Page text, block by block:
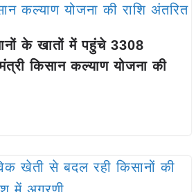
के खातों में पहुंचे 3308
किसान कल्याण योजना की